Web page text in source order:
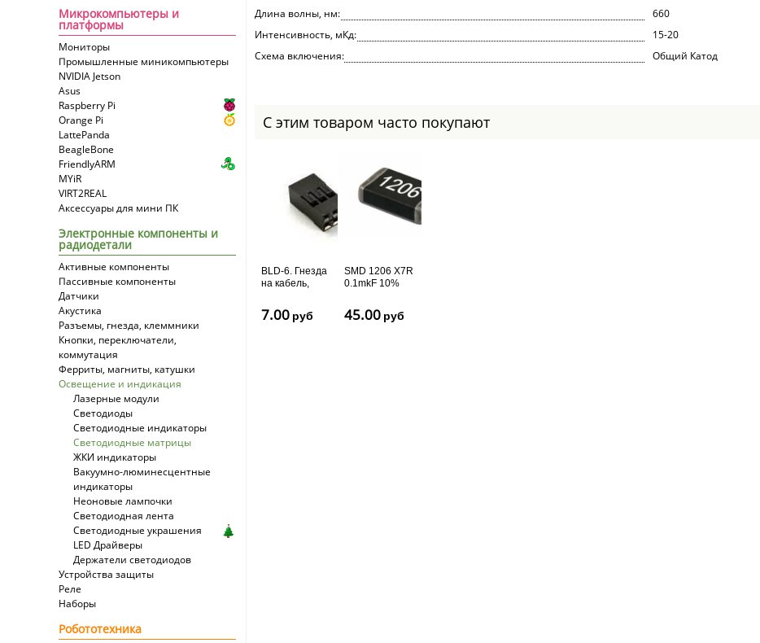
Микрокомпьютеры и
платформы
Мониторы
Промышленные миникомпьютеры
NVIDIA Jetson
Asus
Raspberry Pi
Orange Pi
LattePanda
BeagleBone
FriendlyARM
MYiR
VIRT2REAL
Аксессуары для мини ПК
Электронные компоненты и
радиодетали
Активные компоненты
Пассивные компоненты
Датчики
Акустика
Разъемы, гнезда, клеммники
Кнопки, переключатели,
коммутация
Ферриты, магниты, катушки
Освещение и индикация
Лазерные модули
Светодиоды
Светодиодные индикаторы
Светодиодные матрицы
ЖКИ индикаторы
Вакуумно-люминесцентные
индикаторы
Неоновые лампочки
Светодиодная лента
Светодиодные украшения
LED Драйверы
Держатели светодиодов
Устройства защиты
Реле
Наборы
Робототехника
Длина волны, нм:
660
Интенсивность, мКд:
15-20
Схема включения:
Общий Катод
С этим товаром часто покупают
BLD-6. Гнезда
на кабель,
контактов,...
7.00 руб
SMD 1206 X7R
0.1mkF 10%
45.00 руб